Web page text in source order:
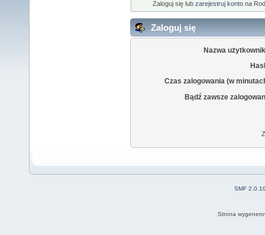
Zaloguj się lub zarejestruj konto na
Zaloguj się
Nazwa
Czas zalogowania (w
Bądź zawsze
SMF
Strona